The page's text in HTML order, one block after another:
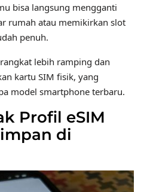
bisa langsung mengganti
rumah atau memikirkan slot
penuh.
lebih ramping dan
kartu SIM fisik, yang
model smartphone terbaru.
Profil eSIM
di